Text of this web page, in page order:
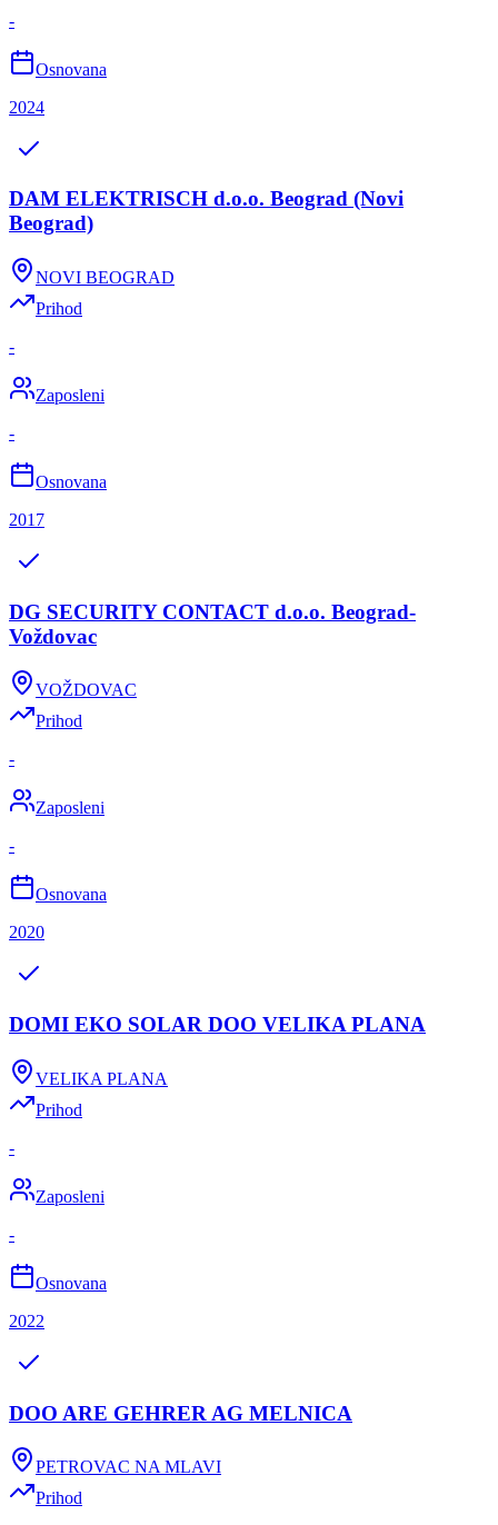
-
Osnovana
2024
DAM ELEKTRISCH d.o.o. Beograd (Novi
Beograd)
NOVI BEOGRAD
Prihod
-
Zaposleni
-
Osnovana
2017
DG SECURITY CONTACT d.o.o. Beograd-
Voždovac
VOŽDOVAC
Prihod
-
Zaposleni
-
Osnovana
2020
DOMI EKO SOLAR DOO VELIKA PLANA
VELIKA PLANA
Prihod
-
Zaposleni
-
Osnovana
2022
DOO ARE GEHRER AG MELNICA
PETROVAC NA MLAVI
Prihod